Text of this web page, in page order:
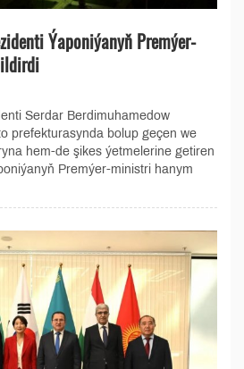
Ýaponiýanyň Premýer-
Serdar Berdimuhamedow
prefekturasynda bolup geçen we
hem-de şikes ýetmelerine getiren
Premýer-ministri hanym